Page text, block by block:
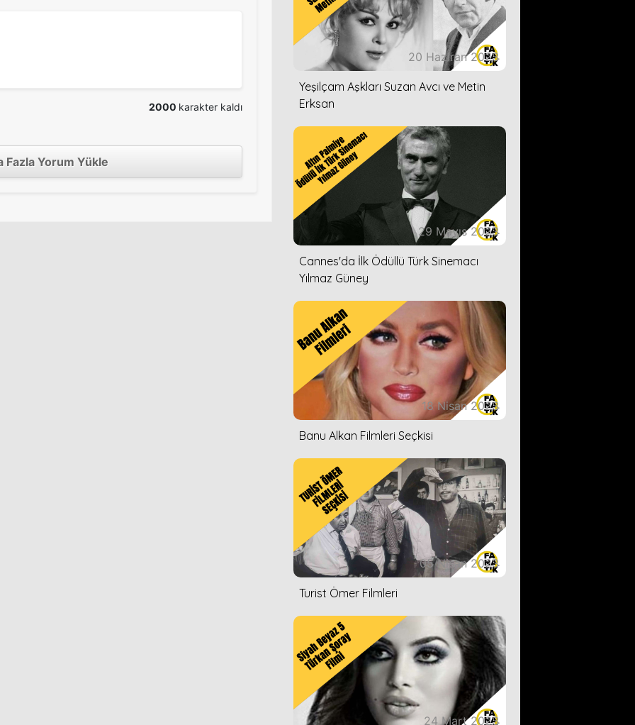
2000 karakter kaldı
Fazla Yorum Yükle
20 Haziran 2023
Yeşilçam Aşkları Suzan Avcı ve Metin
Erksan
29 Mayıs 2023
Cannes'da İlk Ödüllü Türk Sinemacı
Yılmaz Güney
18 Nisan 2023
Banu Alkan Filmleri Seçkisi
05 Nisan 2023
Turist Ömer Filmleri
24 Mart 2023